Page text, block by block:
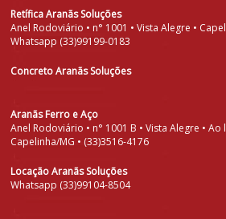
Retífica Aranãs Soluções
Anel Rodoviário • n° 1001 • Vista Alegre •
Whatsapp (33)99199-0183
Concreto Aranãs Soluções
Aranãs Ferro e Aço
Anel Rodoviário • n° 1001 B • Vista Alegre • Ao
Capelinha/MG • (33)3516-4176
Locação Aranãs Soluções
Whatsapp (33)99104-8504